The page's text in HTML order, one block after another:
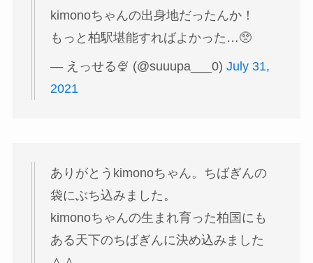
kimonoちゃんの出身地だったんか！
もっと柏駅堪能すればよかった…🥺
— えっせる🍨 (@suuupa___0) July 31,
2021
ありがとうkimonoちゃん。ちばぎんの
袋にぶち込みました。
kimonoちゃんの生まれ育った柏国にも
ある天下のちばぎんに決め込みました